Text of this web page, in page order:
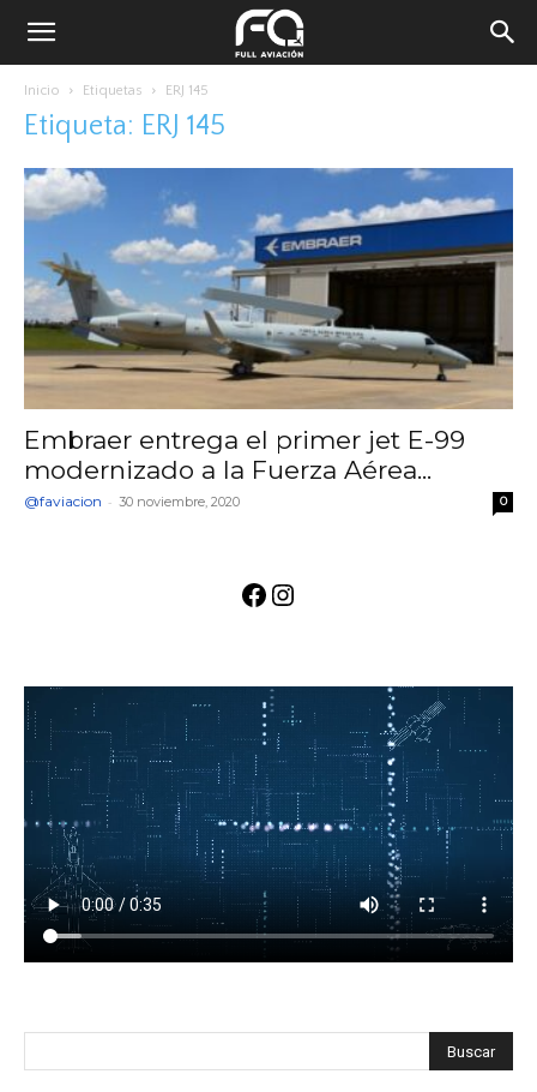
Inicio Etiquetas ERJ 145
Etiqueta: ERJ 145
Embraer entrega el primer jet E-99
modernizado a la Fuerza Aérea...
@faviacion - 30 noviembre, 2020 0
Facebook
Instagram